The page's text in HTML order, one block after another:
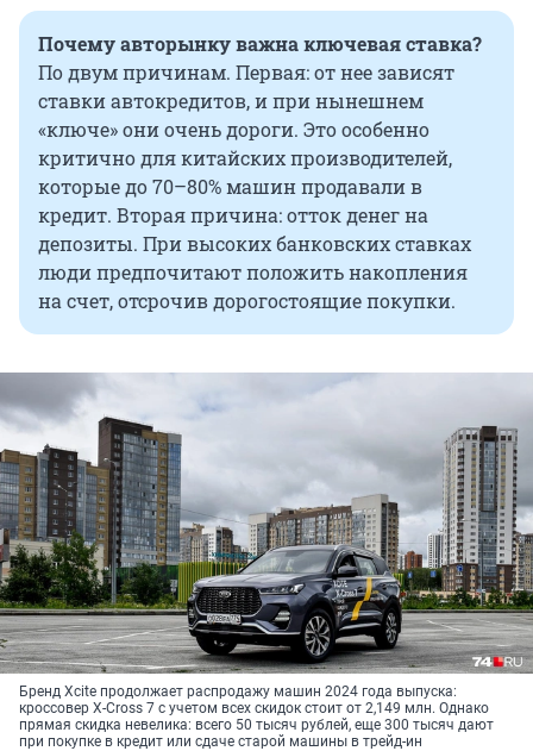
Почему авторынку важна ключевая ставка?
По двум причинам. Первая:от нее зависят
ставки автокредитов, и при нынешнем
«ключе» они очень дороги. Это особенно
критично для китайских производителей,
которые до 70–80% машин продавали в
кредит. Вторая причина: отток денег на
депозиты. При высоких банковских ставках
люди предпочитают положить накопления
на счет, отсрочив дорогостоящие покупки.
Бренд Xcite продолжает распродажу машин 2024 года выпуска:
кроссовер X-Cross 7 с учетом всех скидок стоит от 2,149 млн. Однако
прямая скидка невелика: всего 50 тысяч рублей, еще 300 тысяч дают
при покупке в кредит или сдаче старой машины в трейд-ин